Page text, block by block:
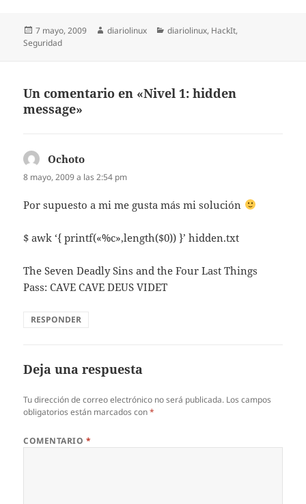
Publicado
el
7 mayo, 2009 Autor
diariolinux Categorías
diariolinux, HackIt,
Seguridad
Un comentario en «Nivel 1: hidden
message»
Ochoto
8 mayo, 2009 a las 2:54 pm
Por supuesto a mi me gusta más mi solución
$ awk ‘{ printf(«%c»,length($0)) }’ hidden.txt
The Seven Deadly Sins and the Four Last Things
Pass: CAVE CAVE DEUS VIDET
RESPONDER
Deja una respuesta
Tu dirección de correo electrónico no será publicada. Los campos
obligatorios están marcados con*
COMENTARIO *